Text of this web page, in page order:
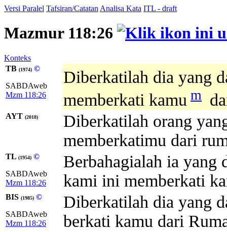
Versi Paralel Tafsiran/Catatan Analisa Kata ITL - draft
Mazmur 118:26
Konteks
TB (1974) ©
SABDAweb
Mzm 118:26
Diberkatilah dia yang
memberkati kamu m
AYT (2018)
Diberkatilah orang
memberkatimu dari
TL (1954) ©
SABDAweb
Mzm 118:26
Berbahagialah ia yang
kami ini memberkati
BIS (1985) ©
SABDAweb
Mzm 118:26
Diberkatilah dia yang
berkati kamu dari